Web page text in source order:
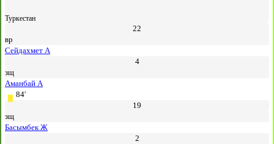
Туркестан
22
вр
Сейдахмет А
4
зщ
Аманбай А
84'
19
зщ
Басымбек Ж
2